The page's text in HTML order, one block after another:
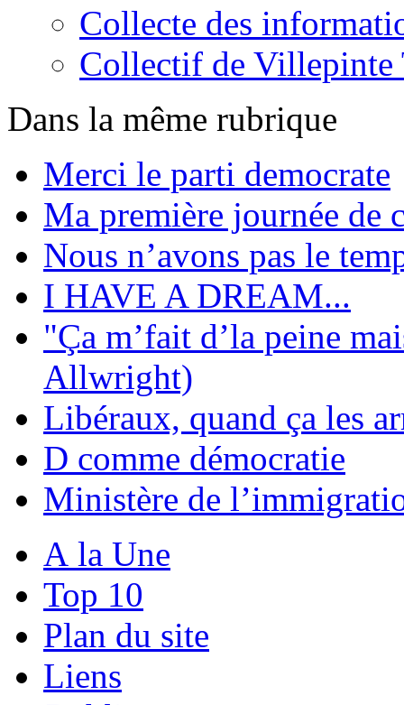
Collecte des
Collectif de Villepinte
Dans la même rubrique
Merci le parti democrate
Ma première journée de
Nous n’avons pas le
I HAVE A DREAM...
"Ça m’fait d’la peine
Allwright)
Libéraux, quand ça les
D comme démocratie
Ministère de
A la Une
Top 10
Plan du site
Liens